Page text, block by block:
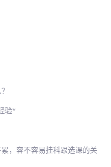
验*
，容不容易挂科跟选课的关